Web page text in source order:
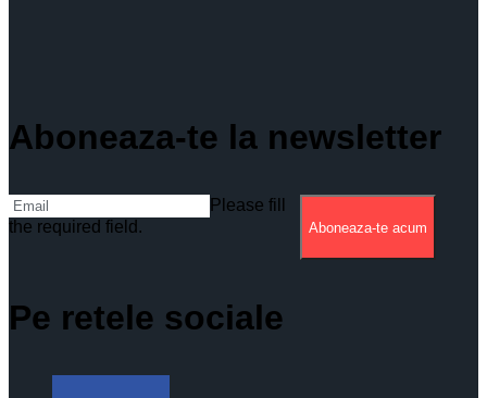
Aboneaza-te la newsletter
Please fill
the required field.
Aboneaza-te acum
Pe retele sociale